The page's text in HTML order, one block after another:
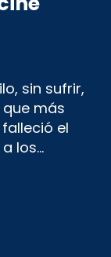
sin sufrir,
más
el
los…